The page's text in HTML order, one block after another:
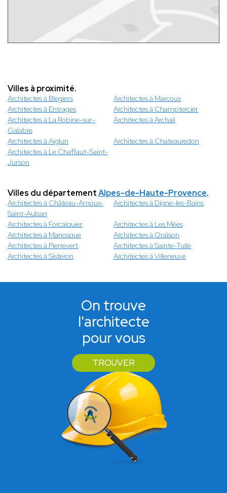
Villes à proximité.
Architectes à Blegiers
Architectes à Marcoux
Architectes à Entrages
Architectes à Champtercier
Architectes à La Robine-sur-
Galabre
Architectes à Archail
Architectes à Aiglun
Architectes à Chateauredon
Architectes à Le Chaffaut-Saint-
Jurson
Villes du départementAlpes-de-Haute-Provence.
Architectes à Château-Arnoux-
Saint-Auban
Architectes à Digne-les-Bains
Architectes à Forcalquier
Architectes à Les Mées
Architectes à Manosque
Architectes à Oraison
Architectes à Pierrevert
Architectes à Sainte-Tulle
Architectes à Sisteron
Architectes à Villeneuve
On trouve
l'architecte
pour vous
TROUVER